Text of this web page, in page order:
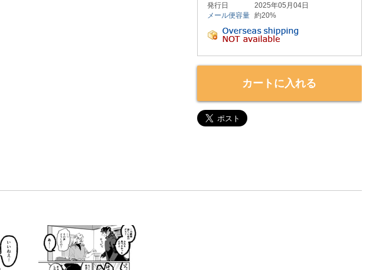
発行日
2025年05月04日
メール便容量 約20%
カートに入れる